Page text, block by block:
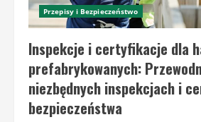
Przepisy i Bezpieczeństwo
Inspekcje i certyfikacje dla
prefabrykowanych:
niezbędnych inspekcjach i
bezpieczeństwa